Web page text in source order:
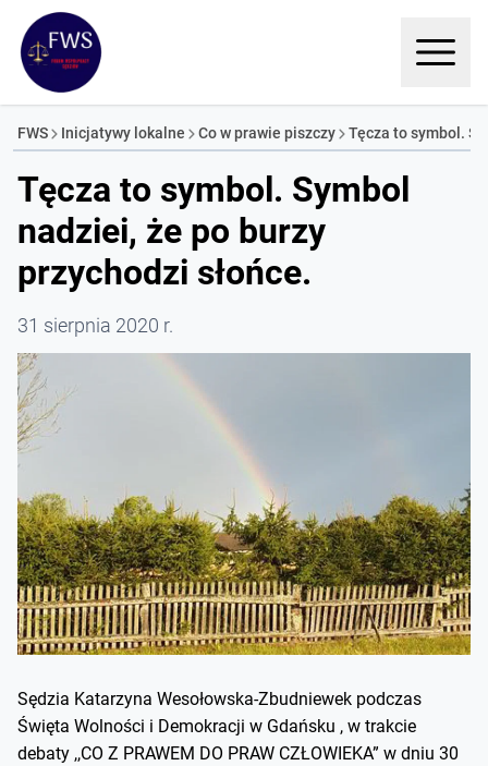
FWS Inicjatywy lokalne Co w prawie piszczy Tęcza to symbol.
Tęcza to symbol. Symbol
nadziei, że po burzy
przychodzi słońce.
31 sierpnia 2020 r.
Sędzia Katarzyna Wesołowska-Zbudniewek podczas
Święta Wolności i Demokracji w Gdańsku , w trakcie
debaty ,,CO Z PRAWEM DO PRAW CZŁOWIEKA” w dniu 30